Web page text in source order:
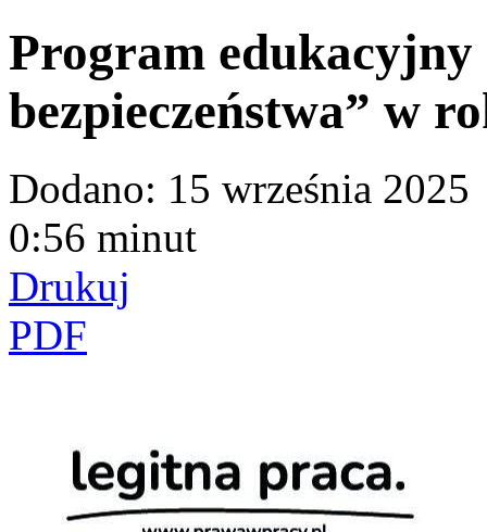
Program
bezpieczeństwa” w
Dodano: 15 września 2025
0:56 minut
Drukuj
PDF